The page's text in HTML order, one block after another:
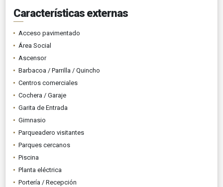
Características externas
Acceso pavimentado
Área Social
Ascensor
Barbacoa / Parrilla / Quincho
Centros comerciales
Cochera / Garaje
Garita de Entrada
Gimnasio
Parqueadero visitantes
Parques cercanos
Piscina
Planta eléctrica
Portería / Recepción